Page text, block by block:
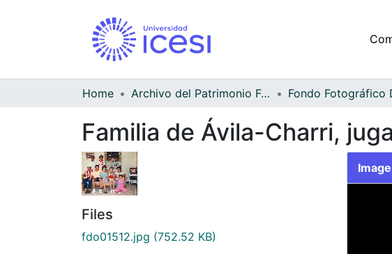
Home Archivo del Patrimonio Fotográfico y Fílmico del Valle del Cauca
Familia de Ávila-Charri,
Files
fdo01512.jpg (752.52 KB)